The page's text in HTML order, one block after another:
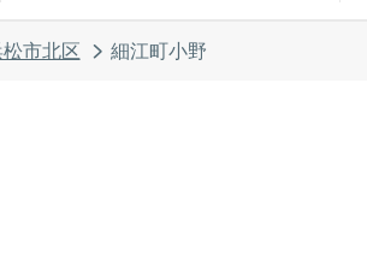
市北区 細江町小野